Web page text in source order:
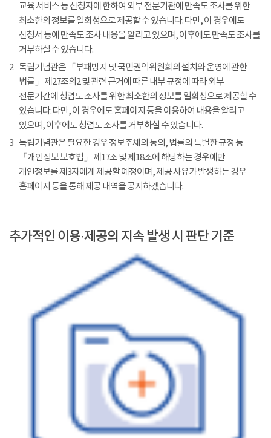
교육 서비스 등 신청자에 한하여 외부 전문기관에 만족도 조사를 위한
최소한의 정보를 일회성으로 제공할 수 있습니다. 다만, 이 경우에도
신청서 등에 만족도 조사 내용을 알리고 있으며, 이후에도 만족도 조사를
거부하실 수 있습니다.
2 독립기념관은 「부패방지 및 국민권익위원회의 설치와 운영에 관한
법률」 제27조의2 및 관련 근거에 따른 내부 규정에 따라 외부
전문기간에 청렴도 조사를 위한 최소한의 정보를 일회성으로 제공할 수
있습니다. 다만, 이 경우에도 홈페이지 등을 이용하여 내용을 알리고
있으며, 이후에도 청렴도 조사를 거부하실 수 있습니다.
3 독립기념관은 필요한 경우 정보주체의 동의, 법률의 특별한 규정 등
「개인정보 보호법」 제17조 및 제18조에 해당하는 경우에만
개인정보를 제3자에게 제공할 예정이며, 제공 사유가 발생하는 경우
홈페이지 등을 통해 제공 내역을 공지하겠습니다.
추가적인 이용·제공의 지속 발생 시 판단 기준